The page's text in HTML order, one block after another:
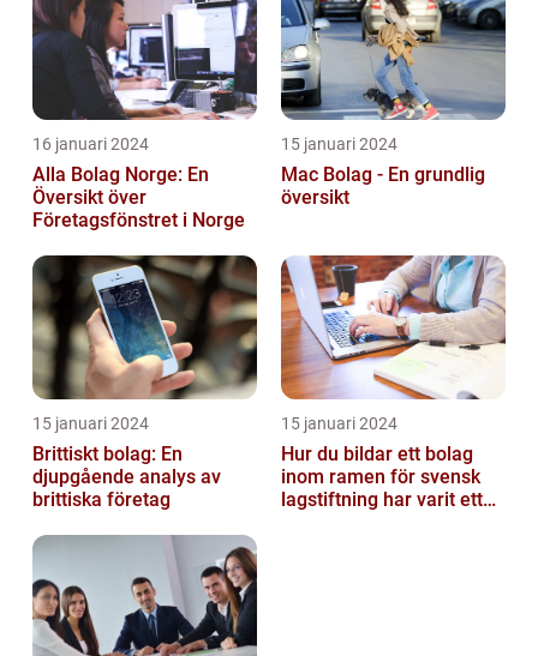
16 januari 2024
Alla Bolag Norge: En
Översikt över
Företagsfönstret i Norge
15 januari 2024
Mac Bolag - En grundlig
översikt
15 januari 2024
Brittiskt bolag: En
djupgående analys av
brittiska företag
15 januari 2024
Hur du bildar ett bolag
inom ramen för svensk
lagstiftning har varit ett